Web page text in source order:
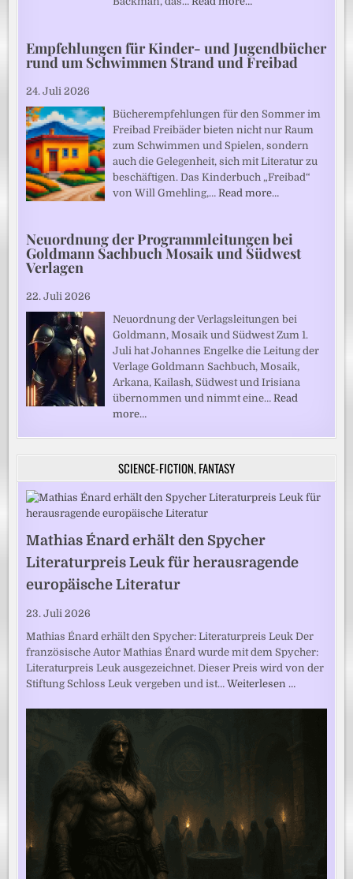
Empfehlungen für Kinder- und Jugendbücher
rund um Schwimmen Strand und Freibad
24. Juli 2026
Bücherempfehlungen für den Sommer im
Freibad Freibäder bieten nicht nur Raum
zum Schwimmen und Spielen, sondern
auch die Gelegenheit, sich mit Literatur zu
beschäftigen. Das Kinderbuch „Freibad“
von Will Gmehling,…Read more…
Neuordnung der Programmleitungen bei
Goldmann Sachbuch Mosaik und Südwest
Verlagen
22. Juli 2026
Neuordnung der Verlagsleitungen bei
Goldmann, Mosaik und Südwest Zum 1.
Juli hat Johannes Engelke die Leitung der
Verlage Goldmann Sachbuch, Mosaik,
Arkana, Kailash, Südwest und Irisiana
übernommen und nimmt eine…Read
more…
SCIENCE-FICTION, FANTASY
Mathias Énard erhält den Spycher
Literaturpreis Leuk für herausragende
europäische Literatur
23. Juli 2026
Mathias Énard erhält den Spycher: Literaturpreis Leuk Der
französische Autor Mathias Énard wurde mit dem Spycher:
Literaturpreis Leuk ausgezeichnet. Dieser Preis wird von der
Stiftung Schloss Leuk vergeben und ist…Weiterlesen …